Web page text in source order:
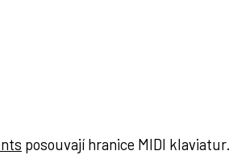
posouvají hranice MIDI